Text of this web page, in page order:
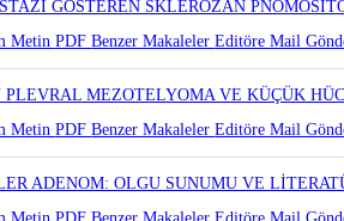
MetinPDFBenzer MakalelerEditöre Mail
GÖSTEREN SKLEROZAN
MetinPDFBenzer MakalelerEditöre Mail
MEZOTELYOMA VE KÜÇÜK
MetinPDFBenzer MakalelerEditöre Mail